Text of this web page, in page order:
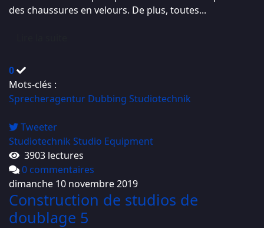
des chaussures en velours. De plus, toutes...
0
Mots-clés :
Sprecheragentur Dubbing Studiotechnik
Tweeter
Studiotechnik Studio Equipment
3903 lectures
0 commentaires
dimanche 10 novembre 2019
Construction de studios de
doublage 5